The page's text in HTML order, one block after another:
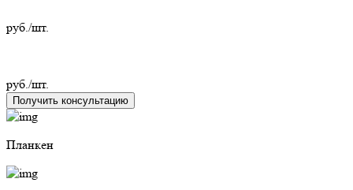
руб./шт.
руб./шт.
Получить консультацию
Планкен